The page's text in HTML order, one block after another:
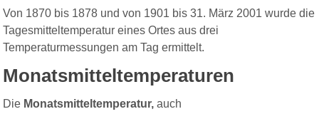
Von 1870 bis 1878 und von 1901 bis 31. März 2001 wurde die
Tagesmitteltemperatur eines Ortes aus drei
Temperaturmessungen am Tag ermittelt.
Monatsmitteltemperaturen
Die Monatsmitteltemperatur, auch